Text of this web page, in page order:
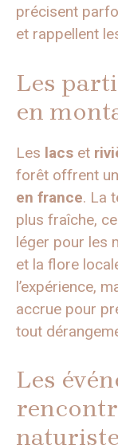
précisent
et rappellent
Les
en
Les lacs et
forêt offrent
en france. La
plus fraîche,
léger pour les
et la flore
l’expérience,
accrue pour
tout
Les